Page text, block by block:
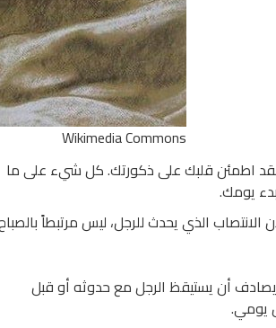
Wikimedia Commons
لقد اطمئن قلبك على ذكورتك. كل شيء على ما
يومك.
الذي يحدث للرجل، ليس مرتبطاً
يصادف أن يستيقظ الرجل مع حدوثه أو قبل
يومي.